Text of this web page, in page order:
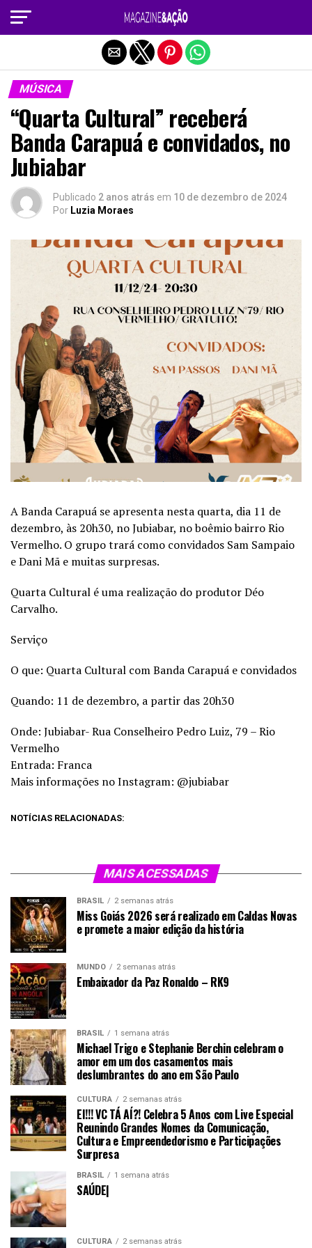
MÚSICA
“Quarta Cultural” receberá
Banda Carapuá e convidados, no
Jubiabar
Publicado 2 anos atrás em 10 de dezembro de 2024
Por Luzia Moraes
A Banda Carapuá se apresenta nesta quarta, dia 11 de
dezembro, às 20h30, no Jubiabar, no boêmio bairro Rio
Vermelho. O grupo trará como convidados Sam Sampaio
e Dani Mã e muitas surpresas.
Quarta Cultural é uma realização do produtor Déo
Carvalho.
Serviço
O que: Quarta Cultural com Banda Carapuá e convidados
Quando: 11 de dezembro, a partir das 20h30
Onde: Jubiabar- Rua Conselheiro Pedro Luiz, 79 – Rio
Vermelho
Entrada: Franca
Mais informações no Instagram: @jubiabar
NOTÍCIAS RELACIONADAS:
MAIS ACESSADAS
BRASIL 2 semanas atrás
Miss Goiás 2026 será realizado em Caldas Novas
e promete a maior edição da história
MUNDO 2 semanas atrás
Embaixador da Paz Ronaldo – RK9
BRASIL 1 semana atrás
Michael Trigo e Stephanie Berchin celebram o
amor em um dos casamentos mais
deslumbrantes do ano em São Paulo
CULTURA 2 semanas atrás
EI!!! VC TÁ AÍ?! Celebra 5 Anos com Live Especial
Reunindo Grandes Nomes da Comunicação,
Cultura e Empreendedorismo e Participações
Surpresa
BRASIL 1 semana atrás
SAÚDE|
CULTURA 2 semanas atrás
Sair da versão mobile